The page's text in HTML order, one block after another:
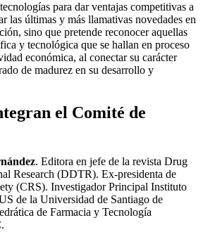
para dar ventajas competitivas a
las últimas y más llamativas novedades en
sino que pretende reconocer aquellas
y tecnológica que se hallan en proceso
económica, al conectar su carácter
de madurez en su desarrollo y
el Comité de
. Editora en jefe de la revista Drug
Research (DDTR). Ex-presidenta de
(CRS). Investigador Principal Instituto
de la Universidad de Santiago de
de Farmacia y Tecnología